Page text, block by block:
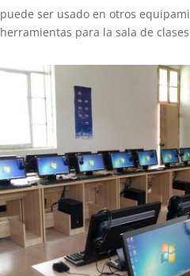
puede ser usado en otros
herramientas para la sala de